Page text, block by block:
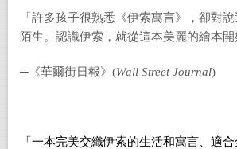
「許多孩子很熟悉《伊索寓言》，卻對
陌生。認識伊索，就從這本美麗的繪本開
─《華爾街日報》(Wall Street Journal)
「一本完美交織伊索的生活和寓言、適